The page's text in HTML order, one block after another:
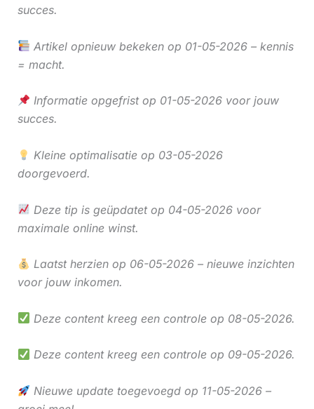
succes.
Artikel opnieuw bekeken op 01-05-2026 – kennis
= macht.
Informatie opgefrist op 01-05-2026 voor jouw
succes.
Kleine optimalisatie op 03-05-2026
doorgevoerd.
Deze tip is geüpdatet op 04-05-2026 voor
maximale online winst.
Laatst herzien op 06-05-2026 – nieuwe inzichten
voor jouw inkomen.
Deze content kreeg een controle op 08-05-2026.
Deze content kreeg een controle op 09-05-2026.
Nieuwe update toegevoegd op 11-05-2026 –